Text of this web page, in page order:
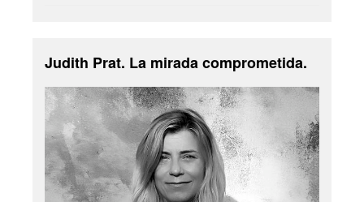
Judith Prat. La mirada comprometida.